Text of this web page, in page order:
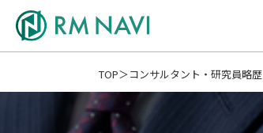
TOP コンサルタント・研究員略歴